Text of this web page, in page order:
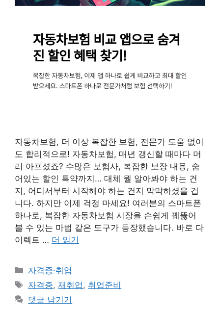
자동차보험, 더 이상 복잡한 보험, 전문가 도움 없이
도 합리적으로! 자동차보험, 매년 갱신할 때마다 머
리 아프셨죠? 수많은 보험사, 복잡한 보장 내용, 숨
어있는 할인 특약까지… 대체 뭘 알아봐야 하는 건
지, 어디서부터 시작해야 하는 건지 막막하셨을 겁
니다. 하지만 이제 걱정 마세요! 여러분의 스마트폰
하나로, 복잡한 자동차보험 시장을 손쉽게 꿰뚫어
볼 수 있는 마법 같은 도구가 등장했습니다. 바로 다
이렉트 … 더 읽기
카
테
리
자격증·취업
태
그
자격증,재취업, 취업준비
댓글 남기기